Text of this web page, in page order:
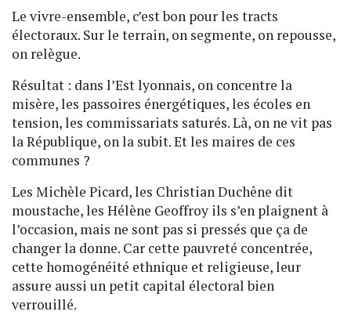
Le vivre-ensemble, c’est bon pour les tracts
électoraux. Sur le terrain, on segmente, on repousse,
on relègue.
Résultat : dans l’Est lyonnais, on concentre la
misère, les passoires énergétiques, les écoles en
tension, les commissariats saturés. Là, on ne vit pas
la République, on la subit. Et les maires de ces
communes ?
Les Michèle Picard, les Christian Duchêne dit
moustache, les Hélène Geoffroy ils s’en plaignent à
l’occasion, mais ne sont pas si pressés que ça de
changer la donne. Car cette pauvreté concentrée,
cette homogénéité ethnique et religieuse, leur
assure aussi un petit capital électoral bien
verrouillé.